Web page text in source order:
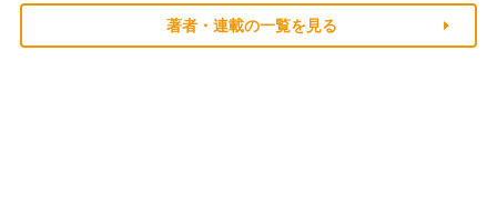
著者・連載の一覧を見る